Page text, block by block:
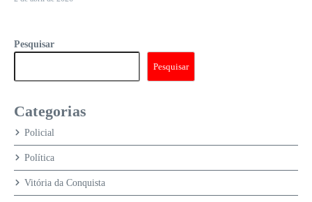
Pesquisar
Pesquisar
Categorias
Policial
Política
Vitória da Conquista